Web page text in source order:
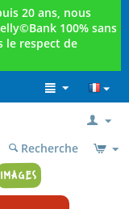
20 ans, nous
100% sans
le respect de
IMAGES
Recherche